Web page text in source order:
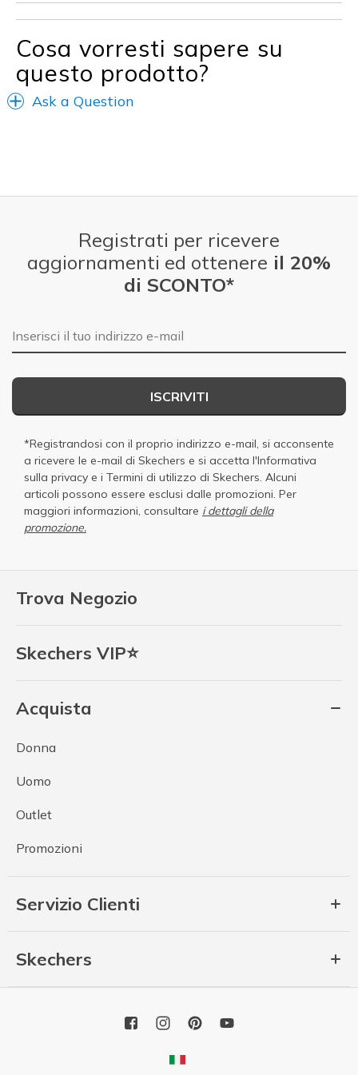
Cosa vorresti sapere su
questo prodotto?
Ask a Question
Trova Negozio
Skechers VIP⭐
Acquista
Donna
Uomo
Outlet
Promozioni
Servizio Clienti
Skechers
Registrati per ricevere
aggiornamenti ed ottenere il 20%
di SCONTO*
E-mail
ISCRIVITI
*Registrandosi con il proprio indirizzo e-mail, si acconsente
a ricevere le e-mail di Skechers e si accetta l'Informativa
sulla privacy e i Termini di utilizzo di Skechers. Alcuni
articoli possono essere esclusi dalle promozioni. Per
maggiori informazioni, consultare i dettagli della
promozione.